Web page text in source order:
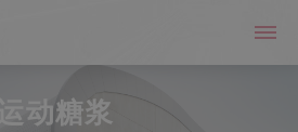
运动糖浆